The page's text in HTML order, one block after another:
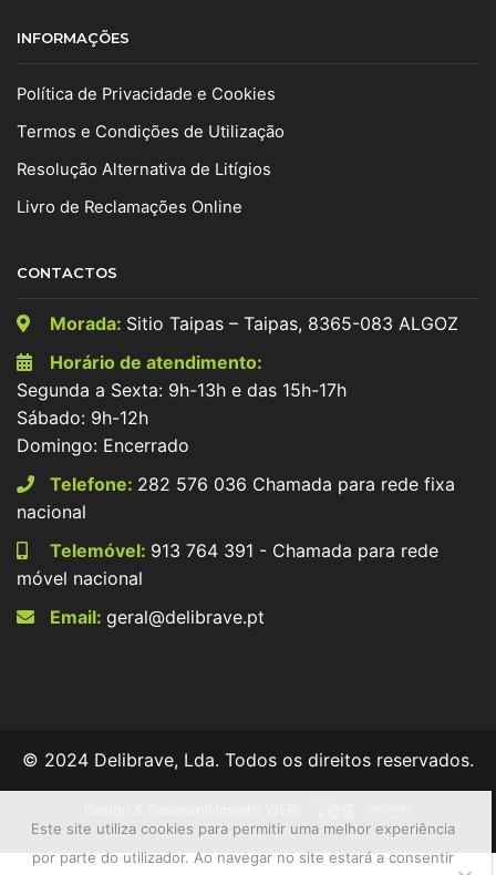
INFORMAÇÕES
Política de Privacidade e Cookies
Termos e Condições de Utilização
Resolução Alternativa de Litígios
Livro de Reclamações Online
CONTACTOS
Morada: Sitio Taipas – Taipas, 8365-083 ALGOZ
Horário de atendimento:
Segunda a Sexta: 9h-13h e das 15h-17h
Sábado: 9h-12h
Domingo: Encerrado
Telefone: 282 576 036 Chamada para rede fixa
nacional
Telemóvel: 913 764 391 - Chamada para rede
móvel nacional
Email: geral@delibrave.pt
© 2024 Delibrave, Lda. Todos os direitos reservados.
Este site utiliza cookies para permitir uma melhor experiência
por parte do utilizador. Ao navegar no site estará a consentir